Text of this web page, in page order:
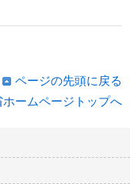
ページの先頭に戻る
ームページトップへ